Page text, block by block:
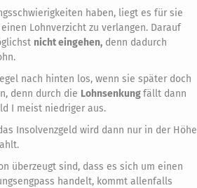
haben, liegt es für sie
Lohnverzicht zu verlangen. Darauf
nicht eingehen, denn dadurch
nach hinten los, wenn sie später doch
denn durch die Lohnsenkungfällt dann
I meist niedriger aus.
Insolvenzgeld wird dann nur in der Höhe
überzeugt sind, dass es sich um einen
handelt, kommt allenfalls